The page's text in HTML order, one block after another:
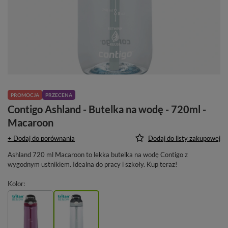
PROMOCJA PRZECENA
Contigo Ashland - Butelka na wodę - 720ml -
Macaroon
+ Dodaj do porównania
Dodaj do listy zakupowej
Ashland 720 ml Macaroon to lekka butelka na wodę Contigo z
wygodnym ustnikiem. Idealna do pracy i szkoły. Kup teraz!
Kolor